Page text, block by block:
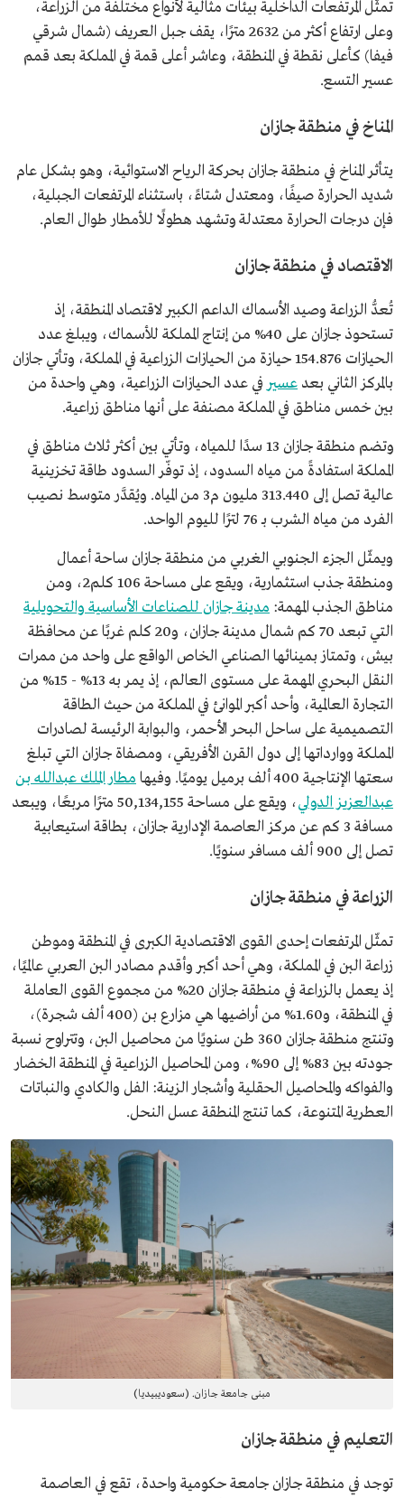
تمثّل المرتفعات الداخلية بيئات مثالية لأنواع مختلفة من الزراعة،
وعلى ارتفاع أكثر من 2632 مترًا، يقف جبل العريف (شمال شرقي
فيفا) كأعلى نقطة في المنطقة، وعاشر أعلى قمة في المملكة بعد قمم
عسير التسع.
المناخ في منطقة جازان
يتأثر المناخ في منطقة جازان بحركة الرياح الاستوائية، وهو بشكل عام
شديد الحرارة صيفًا، ومعتدل شتاءً، باستثناء المرتفعات الجبلية،
فإن درجات الحرارة معتدلة وتشهد هطولًا للأمطار طوال العام.
الاقتصاد في منطقة جازان
تُعدُّ الزراعة وصيد الأسماك الداعم الكبير لاقتصاد المنطقة، إذ
تستحوذ جازان على 40% من إنتاج المملكة للأسماك، ويبلغ عدد
الحيازات 154.876 حيازة من الحيازات الزراعية في المملكة، وتأتي جازان
بالمركز الثاني بعد عسير في عدد الحيازات الزراعية، وهي واحدة من
بين خمس مناطق في المملكة مصنفة على أنها مناطق زراعية.
وتضم منطقة جازان 13 سدًا للمياه، وتأتي بين أكثر ثلاث مناطق في
المملكة استفادةً من مياه السدود، إذ توفّر السدود طاقة تخزينية
عالية تصل إلى 313.440 مليون م3 من المياه. ويُقدَّر متوسط نصيب
الفرد من مياه الشرب بـ 76 لترًا لليوم الواحد.
ويمثّل الجزء الجنوبي الغربي من منطقة جازان ساحة أعمال
ومنطقة جذب استثمارية، ويقع على مساحة 106 كلم2، ومن
مناطق الجذب المهمة: مدينة جازان للصناعات الأساسية والتحويلية
التي تبعد 70 كم شمال مدينة جازان، و20 كلم غربًا عن محافظة
بيش، وتمتاز بمينائها الصناعي الخاص الواقع على واحد من ممرات
النقل البحري المهمة على مستوى العالم، إذ يمر به 13% - 15% من
التجارة العالمية، وأحد أكبر الموانئ في المملكة من حيث الطاقة
التصميمية على ساحل البحر الأحمر، والبوابة الرئيسة لصادرات
المملكة ووارداتها إلى دول القرن الأفريقي، ومصفاة جازان التي تبلغ
سعتها الإنتاجية 400 ألف برميل يوميًا. وفيها
مطار الملك عبدالله بن
عبدالعزيز الدولي
، ويقع على مساحة 50,134,155 مترًا مربعًا، ويبعد
مسافة 3 كم عن مركز العاصمة الإدارية جازان، بطاقة استيعابية
تصل إلى 900 ألف مسافر سنويًا.
الزراعة في منطقة جازان
تمثّل المرتفعات إحدى القوى الاقتصادية الكبرى في المنطقة وموطن
زراعة البن في المملكة، وهي أحد أكبر وأقدم مصادر البن العربي عالميًا،
إذ يعمل بالزراعة في منطقة جازان 20% من مجموع القوى العاملة
في المنطقة، و1.60% من أراضيها هي مزارع بن (400 ألف شجرة)،
وتنتج منطقة جازان 360 طن سنويًا من محاصيل البن، وتتراوح نسبة
جودته بين 83% إلى 90%، ومن المحاصيل الزراعية في المنطقة الخضار
والفواكه والمحاصيل الحقلية وأشجار الزينة: الفل والكادي والنباتات
العطرية المتنوعة، كما تنتج المنطقة عسل النحل.
مبنى جامعة جازان. (سعوديبيديا)
التعليم في منطقة جازان
توجد في منطقة جازان جامعة حكومية واحدة، تقع في العاصمة